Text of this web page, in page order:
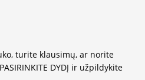
turite klausimų, ar norite
DYDĮ ir užpildykite